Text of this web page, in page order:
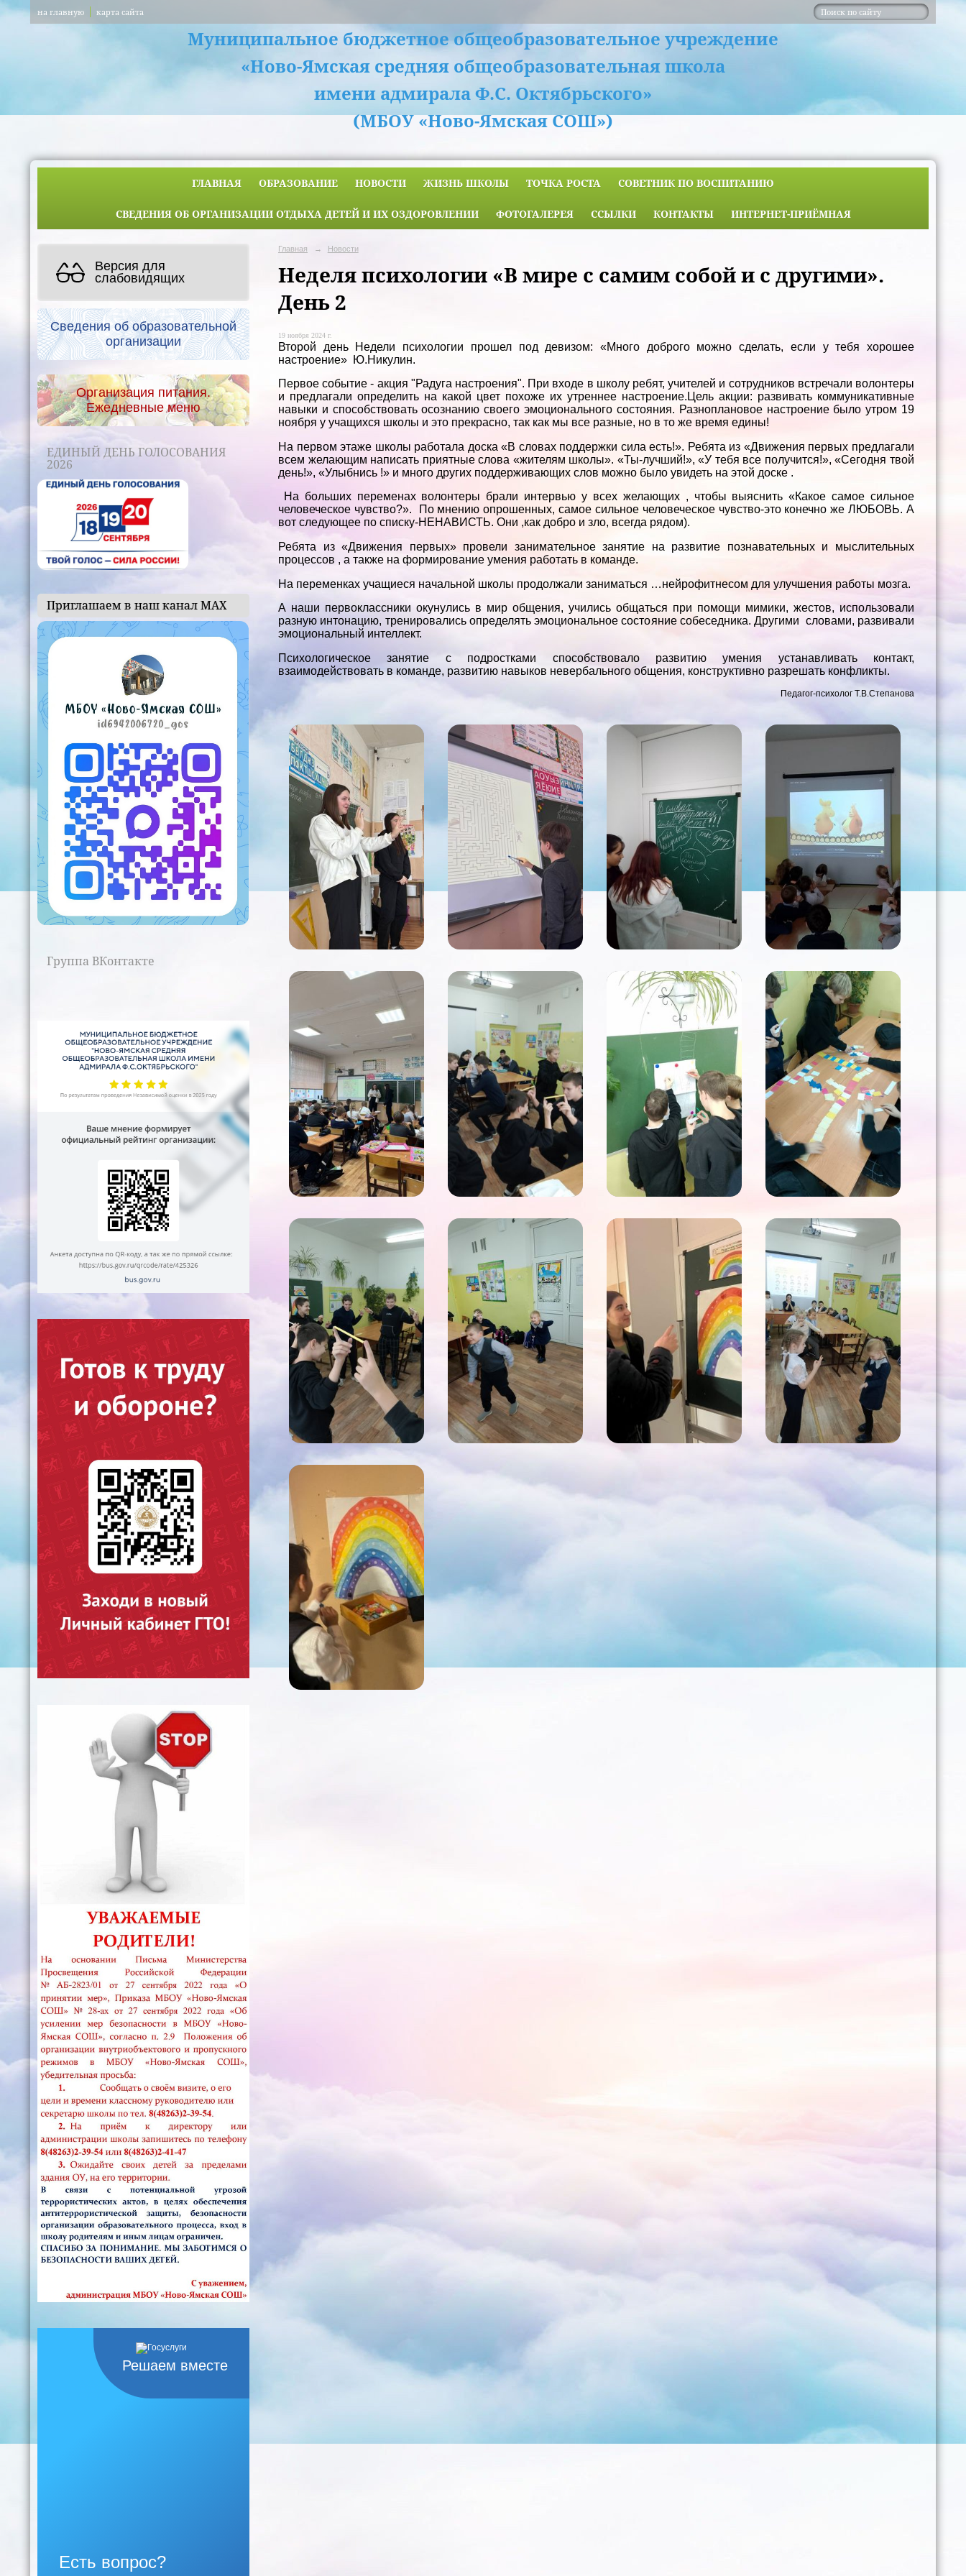
на главную карта сайта
Муниципальное бюджетное общеобразовательное учреждение
«Ново-Ямская средняя общеобразовательная школа
имени адмирала Ф.С. Октябрьского»
(МБОУ «Ново-Ямская СОШ»)
ГЛАВНАЯ ОБРАЗОВАНИЕ НОВОСТИ ЖИЗНЬ ШКОЛЫ ТОЧКА РОСТА СОВЕТНИК ПО ВОСПИТАНИЮ
СВЕДЕНИЯ ОБ ОРГАНИЗАЦИИ ОТДЫХА ДЕТЕЙ И ИХ ОЗДОРОВЛЕНИИ ФОТОГАЛЕРЕЯ ССЫЛКИ КОНТАКТЫ ИНТЕРНЕТ-ПРИЁМНАЯ
Версия для
слабовидящих
Сведения об образовательной
организации
Организация питания.
Ежедневные меню
ЕДИНЫЙ ДЕНЬ ГОЛОСОВАНИЯ
2026
Приглашаем в наш канал МАХ
Группа ВКонтакте
Решаем вместе
Есть вопрос?
Главная → Новости
Неделя психологии «В мире с самим собой и с другими».
День 2
19 ноября 2024 г.
Второй день Недели психологии прошел под девизом: «Много доброго можно сделать, если у тебя хорошее
настроение» Ю.Никулин.
Первое событие - акция "Радуга настроения". При входе в школу ребят, учителей и сотрудников встречали волонтеры
и предлагали определить на какой цвет похоже их утреннее настроение.Цель акции: развивать коммуникативные
навыки и способствовать осознанию своего эмоционального состояния. Разноплановое настроение было утром 19
ноября у учащихся школы и это прекрасно, так как мы все разные, но в то же время едины!
На первом этаже школы работала доска «В словах поддержки сила есть!». Ребята из «Движения первых предлагали
всем желающим написать приятные слова «жителям школы». «Ты-лучший!», «У тебя все получится!», «Сегодня твой
день!», «Улыбнись !» и много других поддерживающих слов можно было увидеть на этой доске .
На больших переменах волонтеры брали интервью у всех желающих , чтобы выяснить «Какое самое сильное
человеческое чувство?». По мнению опрошенных, самое сильное человеческое чувство-это конечно же ЛЮБОВЬ. А
вот следующее по списку-НЕНАВИСТЬ. Они ,как добро и зло, всегда рядом).
Ребята из «Движения первых» провели занимательное занятие на развитие познавательных и мыслительных
процессов , а также на формирование умения работать в команде.
На переменках учащиеся начальной школы продолжали заниматься …нейрофитнесом для улучшения работы мозга.
А наши первоклассники окунулись в мир общения, учились общаться при помощи мимики, жестов, использовали
разную интонацию, тренировались определять эмоциональное состояние собеседника. Другими словами, развивали
эмоциональный интеллект.
Психологическое занятие с подростками способствовало развитию умения устанавливать контакт,
взаимодействовать в команде, развитию навыков невербального общения, конструктивно разрешать конфликты.
Педагог-психолог Т.В.Степанова